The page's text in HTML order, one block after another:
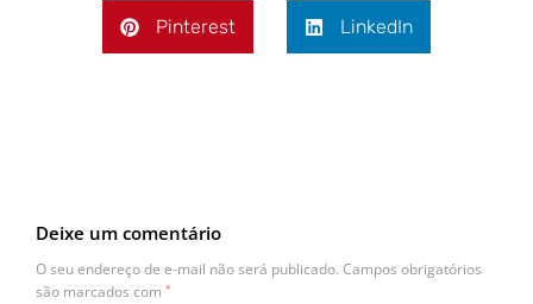
Pinterest LinkedIn
Deixe um comentário
O seu endereço de e-mail não será publicado. Campos obrigatórios
são marcados com *